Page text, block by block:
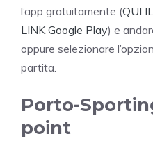
l’app gratuitamente (QUI
LINK Google Play) e
oppure selezionare
partita.
Porto-
point